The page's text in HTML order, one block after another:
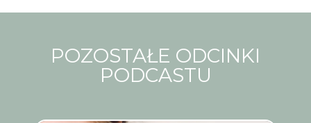
POZOSTAŁE ODCINKI
PODCASTU